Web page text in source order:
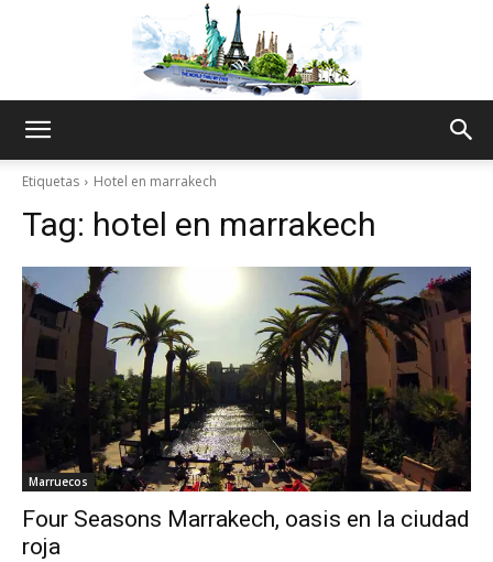
Thru
My
Etiquetas Hotel en marrakech
Tag: hotel en marrakech
Marruecos
Four Seasons Marrakech, oasis en la ciudad
roja